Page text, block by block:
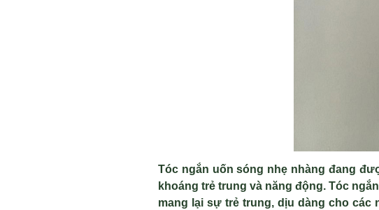
Tóc ngắn uốn sóng nhẹ nhàng đang đư
khoáng trẻ trung và năng động. Tóc ng
mang l ại sự trẻ trung, dịu dàng cho các